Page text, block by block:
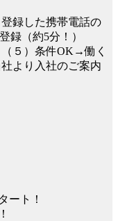
録した携帯電話の
録（約5分！）
（５）条件OK→働く
より入社のご案内
ート！